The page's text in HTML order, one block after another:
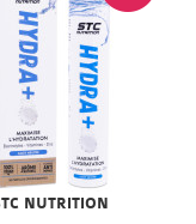
NUTRITION